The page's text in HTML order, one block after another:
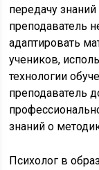
передачу
преподаватель
адаптировать
учеников,
технологии
преподаватель
знаний о
Психолог в